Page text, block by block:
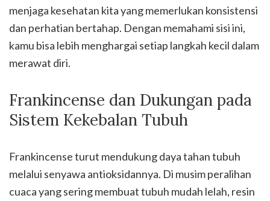
menjaga kesehatan kita yang memerlukan konsistensi
dan perhatian bertahap. Dengan memahami sisi ini,
kamu bisa lebih menghargai setiap langkah kecil dalam
merawat diri.
Frankincense dan Dukungan pada
Sistem Kekebalan Tubuh
Frankincense turut mendukung daya tahan tubuh
melalui senyawa antioksidannya. Di musim peralihan
cuaca yang sering membuat tubuh mudah lelah, resin